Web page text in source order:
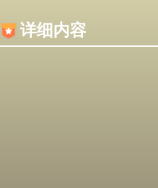
详细内容